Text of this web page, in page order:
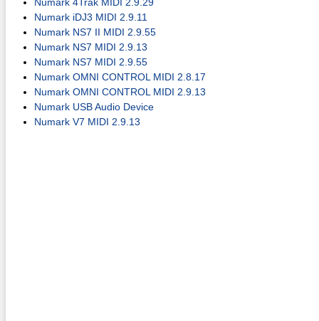
Numark iDJ3 MIDI 2.9.11
Numark NS7 II MIDI 2.9.55
Numark NS7 MIDI 2.9.13
Numark NS7 MIDI 2.9.55
Numark OMNI CONTROL MIDI 2.8.17
Numark OMNI CONTROL MIDI 2.9.13
Numark USB Audio Device
Numark V7 MIDI 2.9.13